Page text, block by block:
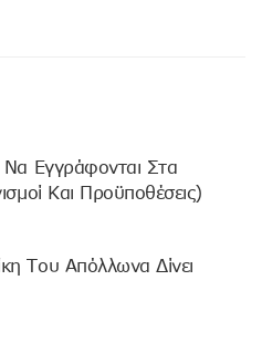
Εγγράφονται Στα
Και Προϋποθέσεις)
Του Απόλλωνα Δίνει